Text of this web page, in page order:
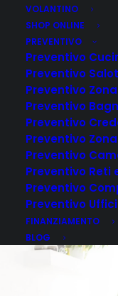
VOLANTINO
SHOP ONLINE
PREVENTIVO
Preventivo
Preventivo
Preventivo
Preventivo
Preventivo
Preventivo
Preventivo
Preventivo Reti
Preventivo
Preventivo
FINANZIAMENTO
BLOG